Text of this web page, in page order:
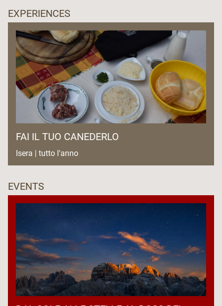
EXPERIENCES
FAI IL TUO CANEDERLO
Isera | tutto l'anno
EVENTS